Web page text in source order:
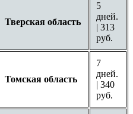
Тверская область
5
дней.
| 313
руб.
Томская область
7
дней.
| 340
руб.